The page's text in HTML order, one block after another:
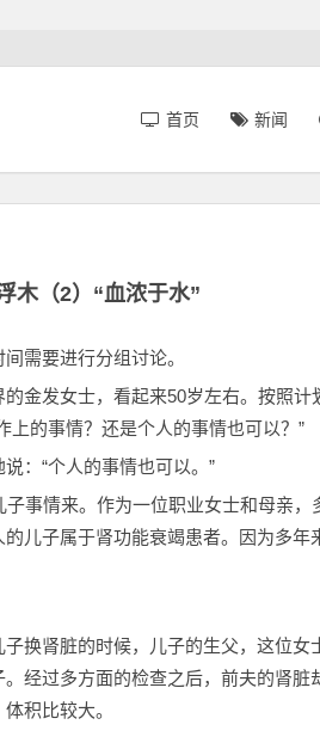
首页 新闻
木（2）“血浓于水”
需要进行分组讨论。
金发女士，看起来50岁左右。按照计
上的事情？还是个人的事情也可以？”
：“个人的事情也可以。”
事情来。作为一位职业女士和母亲，
儿子属于肾功能衰竭患者。因为多年
换肾脏的时候，儿子的生父，这位女
经过多方面的检查之后，前夫的肾脏
积比较大。